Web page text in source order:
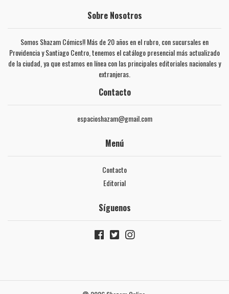
Sobre Nosotros
Somos Shazam Cómics!! Más de 20 años en el rubro, con sucursales en
Providencia y Santiago Centro, tenemos el catálogo presencial más actualizado
de la ciudad, ya que estamos en línea con las principales editoriales nacionales y
extranjeras.
Contacto
espacioshazam@gmail.com
Menú
Contacto
Editorial
Síguenos